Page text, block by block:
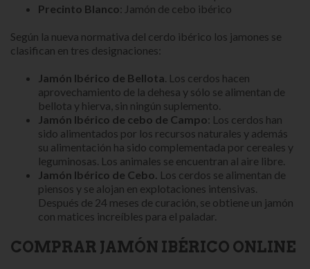
Precinto Blanco: Jamón de cebo ibérico
Según la nueva normativa del cerdo ibérico los jamones se
clasifican en tres designaciones:
Jamón Ibérico de Bellota . Los cerdos hacen
aprovechamiento de la dehesa y sólo se alimentan de
bellota y hierva, sin ningún suplemento.
Jamón Ibérico de cebo de Campo: Los cerdos han
sido alimentados por los recursos naturales y además
su alimentación ha sido complementada por cereales y
leguminosas. Los animales se encuentran al aire libre.
Jamón Ibérico de Cebo. Los cerdos se alimentan de
piensos y se alojan en explotaciones intensivas.
Después de 24 meses de curación, se obtiene un jamón
con matices increíbles para el paladar.
COMPRAR JAMÓN IBÉRICO ONLINE